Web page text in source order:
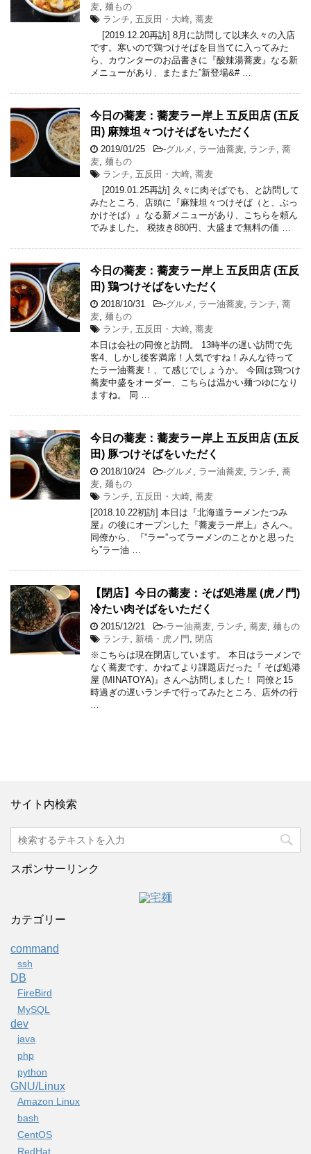
麦 麺もの
ランチ 五反田・大崎 蕎麦
[2019.12.20再訪] 8月に訪問して以来久々の入店
です。寒いので鶏つけそばを目当てに入ってみた
ら、カウンターのお品書きに『酸辣湯蕎麦』なる新
メニューがあり、またまた”新登場&# …
今日の蕎麦：蕎麦ラー岸上 五反田店 (五反
田) 麻辣坦々つけそばをいただく
2019/01/25 -グルメ ラー油蕎麦 ランチ 蕎
麦 麺もの
ランチ 五反田・大崎 蕎麦
[2019.01.25再訪] 久々に肉そばでも、と訪問して
みたところ、店頭に『麻辣坦々つけそば（と、ぶっ
かけそば）』なる新メニューがあり、こちらを頼ん
でみました。 税抜き880円、大盛まで無料の価 …
今日の蕎麦：蕎麦ラー岸上 五反田店 (五反
田) 鶏つけそばをいただく
2018/10/31 -グルメ ラー油蕎麦 ランチ 蕎
麦 麺もの
ランチ 五反田・大崎 蕎麦
本日は会社の同僚と訪問。 13時半の遅い訪問で先
客4、しかし後客満席！人気ですね！みんな待って
たラー油蕎麦！、て感じでしょうか。 今回は鶏つけ
蕎麦中盛をオーダー、こちらは温かい麺つゆになり
ますね。 同 …
今日の蕎麦：蕎麦ラー岸上 五反田店 (五反
田) 豚つけそばをいただく
2018/10/24 -グルメ ラー油蕎麦 ランチ 蕎
麦 麺もの
ランチ 五反田・大崎 蕎麦
[2018.10.22初訪] 本日は『北海道ラーメンたつみ
屋』の後にオープンした『蕎麦ラー岸上』さんへ。
同僚から、『”ラー”ってラーメンのことかと思った
ら”ラー油 …
【閉店】今日の蕎麦：そば処港屋 (虎ノ門)
冷たい肉そばをいただく
2015/12/21 -ラー油蕎麦 ランチ 蕎麦 麺もの
ランチ
新橋・虎ノ門
閉店
※こちらは現在閉店しています。 本日はラーメンで
なく蕎麦です。かねてより課題店だった『 そば処港
屋 (MINATOYA)』さんへ訪問しました！ 同僚と15
時過ぎの遅いランチで行ってみたところ、店外の行
サイト内検索
スポンサーリンク
カテゴリー
command
ssh
DB
FireBird
MySQL
dev
java
php
python
GNU/Linux
Amazon Linux
bash
CentOS
RedHat